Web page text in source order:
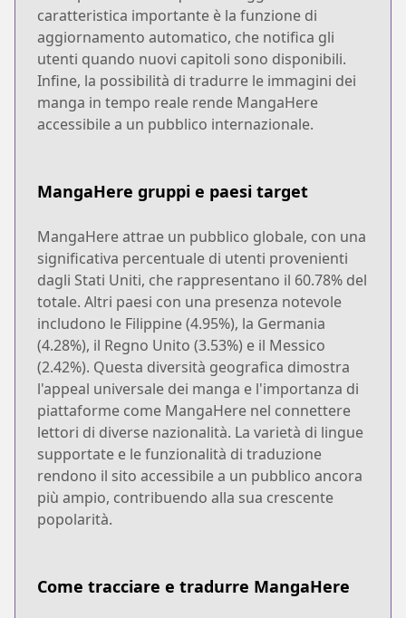
caratteristica importante è la funzione di
aggiornamento automatico, che notifica gli
utenti quando nuovi capitoli sono disponibili.
Infine, la possibilità di tradurre le immagini dei
manga in tempo reale rende MangaHere
accessibile a un pubblico internazionale.
MangaHere gruppi e paesi target
MangaHere attrae un pubblico globale, con una
significativa percentuale di utenti provenienti
dagli Stati Uniti, che rappresentano il 60.78% del
totale. Altri paesi con una presenza notevole
includono le Filippine (4.95%), la Germania
(4.28%), il Regno Unito (3.53%) e il Messico
(2.42%). Questa diversità geografica dimostra
l'appeal universale dei manga e l'importanza di
piattaforme come MangaHere nel connettere
lettori di diverse nazionalità. La varietà di lingue
supportate e le funzionalità di traduzione
rendono il sito accessibile a un pubblico ancora
più ampio, contribuendo alla sua crescente
popolarità.
Come tracciare e tradurre MangaHere